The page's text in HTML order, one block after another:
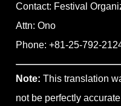
Contact: Festival
Attn: Ono
Phone: +81-25-792-
Note: This translation
not be perfectly